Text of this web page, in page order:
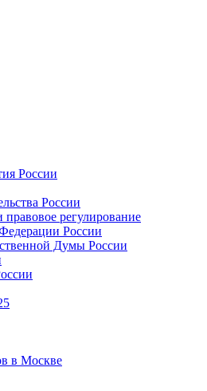
России
России
регулирование
России
Думы России
в Москве